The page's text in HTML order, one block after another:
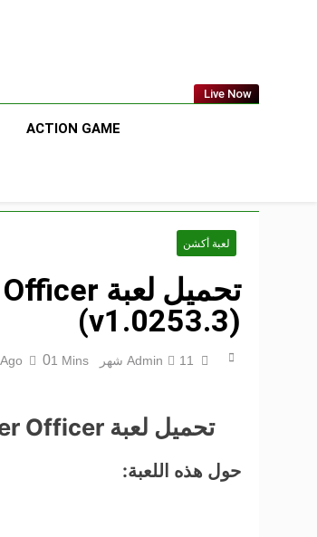
Live Now
ACTION GAME
لعبة أكشن
(v1.0253.3)
Admin 11 شهر Ago 01 Mins
تحميل لعبة Border Officer للكمبيوتر من ميديا فاير مجاناً (v1.0253.3)
حول هذه اللعبة: